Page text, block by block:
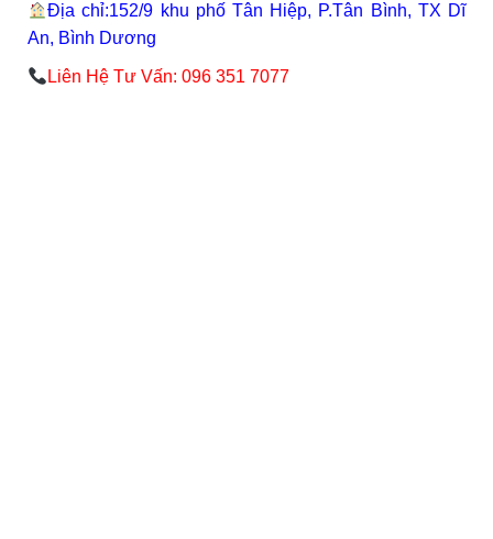
Địa chỉ:152/9 khu phố Tân Hiệp, P.Tân Bình, TX Dĩ
An, Bình Dương
Liên Hệ Tư Vấn: 096 351 7077